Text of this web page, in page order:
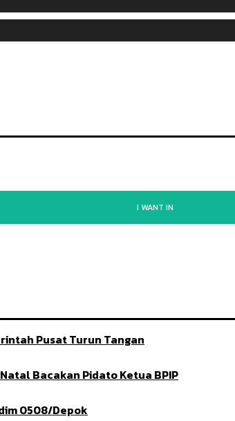
I WANT IN
Pusat Turun Tangan
Bacakan Pidato Ketua BPIP
0508/Depok